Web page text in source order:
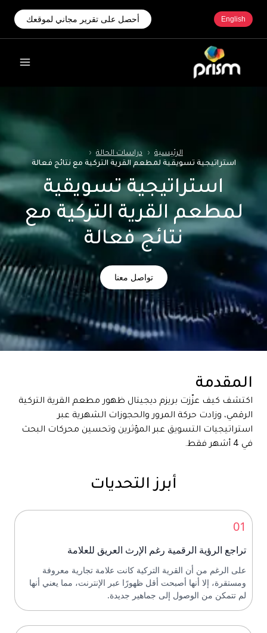
English أحصل على تقرير مجاني لموقعك
الرئيسية ‹ دراسات الحالة ‹
استراتيجية تسويقية لمطعم القرية التركية مع نتائج فعالة
استراتيجية تسويقية
لمطعم القرية التركية مع
نتائج فعالة
تواصل معنا
المقدمة
اكتشف كيف عزّزت بريزم ديجيتال ظهور مطعم القرية التركية
الرقمي، وزادت حركة المرور والحجوزات الشهرية عبر
استراتيجيات التسويق عبر المؤثرين وتحسين محركات البحث
في 4 أشهر فقط.
أبرز التحديات
01
تراجع الرؤية الرقمية رغم الإرث العريق للعلامة
على الرغم من أن القرية التركية كانت علامة تجارية معروفة
ومستقرة، إلا أنها أصبحت أقل ظهورًا عبر الإنترنت، مما يعني أنها
لم تتمكن من الوصول إلى جماهير جديدة.